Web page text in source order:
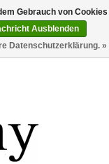
2
Gebrauch von Cookies
Ausblenden
Datenschutzerklärung. »